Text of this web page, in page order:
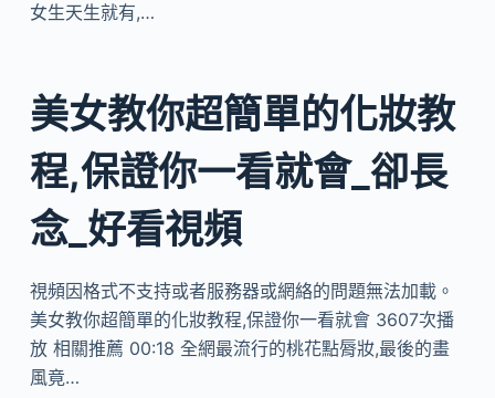
女生天生就有,…
美女教你超簡單的化妝教
程,保證你一看就會_卻長
念_好看視頻
視頻因格式不支持或者服務器或網絡的問題無法加載。
美女教你超簡單的化妝教程,保證你一看就會 3607次播
放 相關推薦 00:18 全網最流行的桃花點脣妝,最後的畫
風竟…